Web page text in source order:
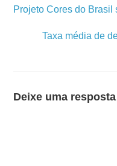
Projeto Cores do
Taxa média de
Deixe uma resposta